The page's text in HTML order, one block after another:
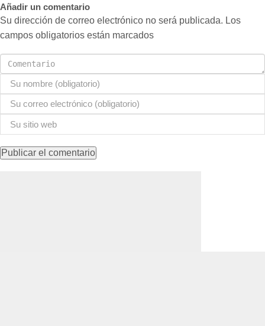
Añadir un comentario
Su dirección de correo electrónico no será publicada. Los
campos obligatorios están marcados